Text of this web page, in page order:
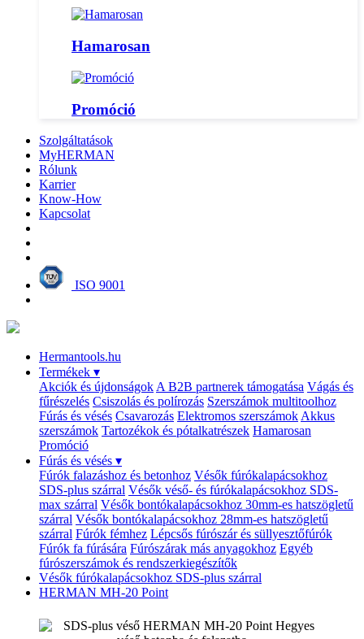
Hamarosan
Promóció
Szolgáltatások
MyHERMAN
Rólunk
Karrier
Know-How
Kapcsolat
ISO 9001
Hermantools.hu
Termékek ▾
Akciók és újdonságok A B2B partnerek támogatása Vágás és
fűrészelés Csiszolás és polírozás Szerszámok multitoolhoz
Fúrás és vésés Csavarozás Elektromos szerszámok Akkus
szerszámok Tartozékok és pótalkatrészek Hamarosan
Promóció
Fúrás és vésés ▾
Fúrók falazáshoz és betonhoz Vésők fúrókalapácsokhoz
SDS-plus szárral Vésők véső- és fúrókalapácsokhoz SDS-
max szárral Vésők bontókalapácsokhoz 30mm-es hatszögletű
szárral Vésők bontókalapácsokhoz 28mm-es hatszögletű
szárral Fúrók fémhez Lépcsős fúrószár és süllyesztőfúrók
Fúrók fa fúrására Fúrószárak más anyagokhoz Egyéb
fúrószerszámok és rendszerkiegészítők
Vésők fúrókalapácsokhoz SDS-plus szárral
HERMAN MH-20 Point